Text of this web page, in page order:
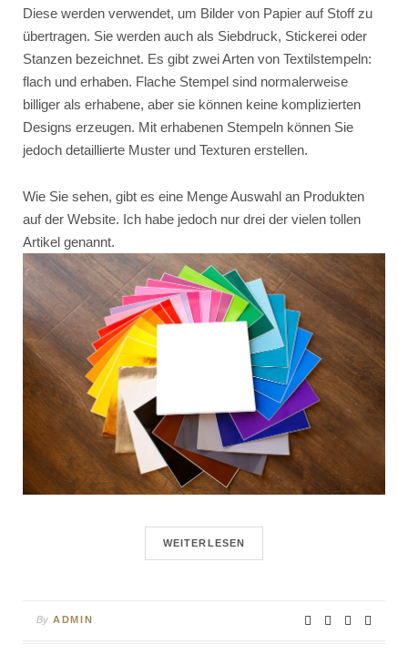
Diese werden verwendet, um Bilder von Papier auf Stoff zu
übertragen. Sie werden auch als Siebdruck, Stickerei oder
Stanzen bezeichnet. Es gibt zwei Arten von Textilstempeln:
flach und erhaben. Flache Stempel sind normalerweise
billiger als erhabene, aber sie können keine komplizierten
Designs erzeugen. Mit erhabenen Stempeln können Sie
jedoch detaillierte Muster und Texturen erstellen.
Wie Sie sehen, gibt es eine Menge Auswahl an Produkten
auf der Website. Ich habe jedoch nur drei der vielen tollen
Artikel genannt.
WEITERLESEN
By ADMIN